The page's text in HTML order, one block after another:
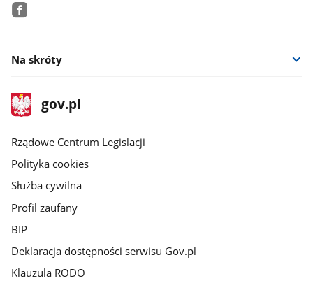
Na skróty
stopka
gov.plStrona
gov.pl
Rządowe Centrum Legislacji
Polityka cookies
Służba cywilna
Profil zaufany
BIP
Deklaracja dostępności serwisu Gov.pl
Klauzula RODO